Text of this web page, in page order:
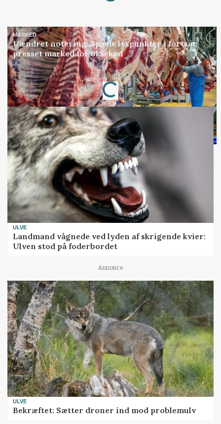
MARKED
Uændret notering: Spæde lyspunkter i fortsat
presset marked for oksekød
Annonce
Loading...
ULVE
Landmand vågnede ved lyden af skrigende kvier:
Ulven stod på foderbordet
Annonce
ULVE
Bekræftet: Sætter droner ind mod problemulv